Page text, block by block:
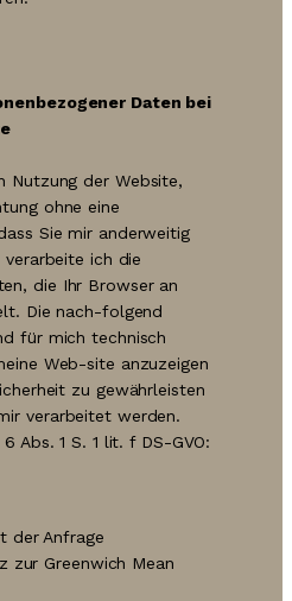
Daten bei
Nutzung der Website,
ohne eine
Sie mir anderweitig
ich die
die Ihr Browser an
Die nach-folgend
für mich technisch
Web-site anzuzeigen
zu gewährleisten
verarbeitet werden.
Abs. 1 S. 1 lit. f DS-GVO:
der Anfrage
zur Greenwich Mean